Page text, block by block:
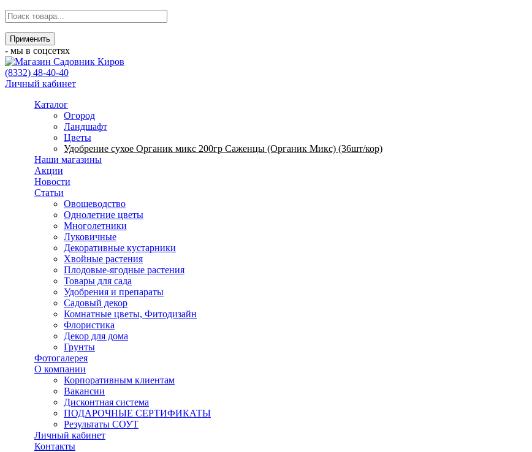
- мы в соцсетях
(8332) 48-40-40
Личный кабинет
Каталог
Огород
Ландшафт
Цветы
Удобрение сухое Органик микс 200гр Саженцы (Органик Микс) (36шт/кор)
Наши магазины
Акции
Новости
Статьи
Овощеводство
Однолетние цветы
Многолетники
Луковичные
Декоративные кустарники
Хвойные растения
Плодовые-ягодные растения
Товары для сада
Удобрения и препараты
Садовый декор
Комнатные цветы, Фитодизайн
Флористика
Декор для дома
Грунты
Фотогалерея
О компании
Корпоративным клиентам
Вакансии
Дисконтная система
ПОДАРОЧНЫЕ СЕРТИФИКАТЫ
Результаты СОУТ
Личный кабинет
Контакты